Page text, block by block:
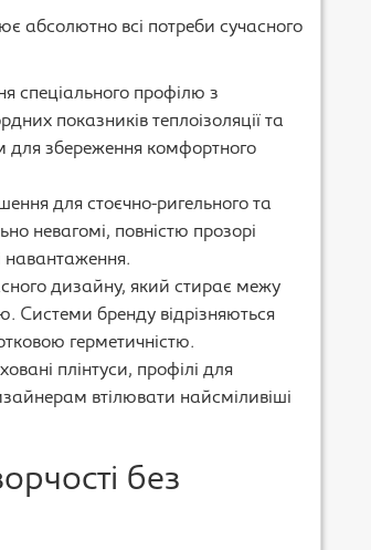
абсолютно всі потреби сучасного
спеціального профілю з
показників теплоізоляції та
збереження комфортного
для стоєчно-ригельного та
невагомі, повністю прозорі
навантаження.
дизайну, який стирає межу
бренду відрізняються
герметичністю.
плінтуси, профілі для
втілювати найсміливіші
без